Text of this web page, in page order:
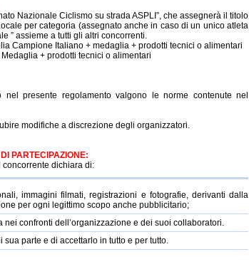
Nazionale Ciclismo su strada ASPLI”, che assegnerà il titolo
per categoria (assegnato anche in caso di un unico atleta
” assieme a tutti gli altri concorrenti.
Campione Italiano + medaglia + prodotti tecnici o alimentari
Medaglia + prodotti tecnici o alimentari
nel presente regolamento valgono le norme contenute nel
modifiche a discrezione degli organizzatori.
DI PARTECIPAZIONE:
concorrente dichiara di:
immagini filmati, registrazioni e fotografie, derivanti dalla
per ogni legittimo scopo anche pubblicitario;
nei confronti dell’organizzazione e dei suoi collaboratori.
sua parte e di accettarlo in tutto e per tutto.